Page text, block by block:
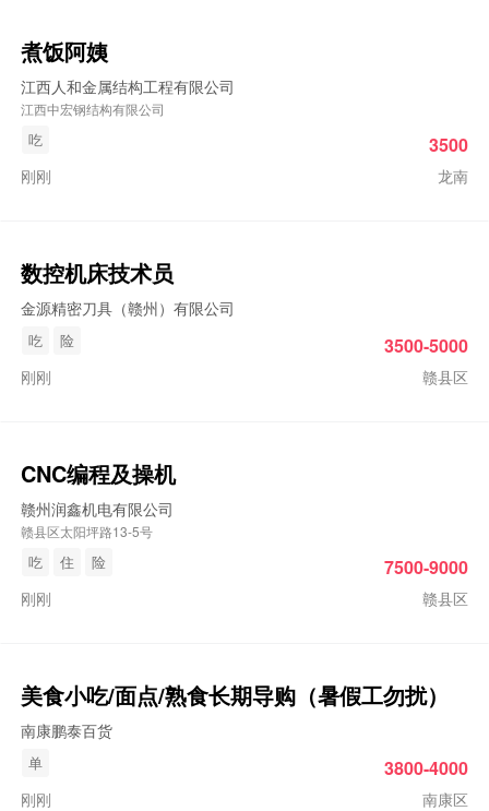
煮饭阿姨
江西人和金属结构工程有限公司
江西中宏钢结构有限公司
吃
刚刚 龙南
3500
数控机床技术员
金源精密刀具（赣州）有限公司
吃 险
刚刚 赣县区
3500-5000
CNC编程及操机
赣州润鑫机电有限公司
赣县区太阳坪路13-5号
吃 住 险
刚刚 赣县区
7500-9000
美食小吃/面点/熟食长期导购（暑假工勿扰）
南康鹏泰百货
单
刚刚 南康区
3800-4000